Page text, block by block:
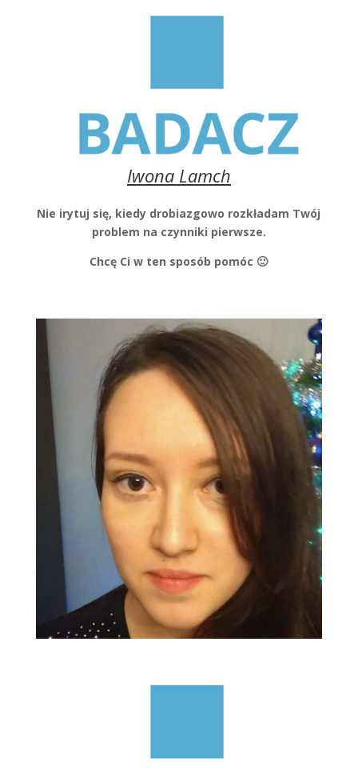
Iwona Lamch
Nie irytuj się, kiedy drobiazgowo rozkładam Twój
problem na czynniki pierwsze.
Chcę Ci w ten sposób pomóc 🙂